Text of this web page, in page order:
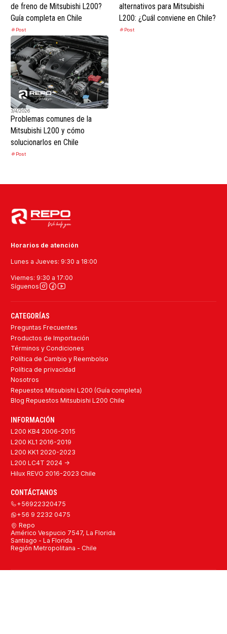
de freno de Mitsubishi L200?
Guía completa en Chile
Post
alternativos para Mitsubishi
L200: ¿Cuál conviene en Chile?
Post
3/4/2026
Problemas comunes de la
Mitsubishi L200 y cómo
solucionarlos en Chile
Post
Horarios de atención
Lunes a Jueves: 9:30 a 18:00
Viernes: 9:30 a 17:00
Síguenos
CATEGORÍAS
Preguntas Frecuentes
Productos de Importación
Términos y Condiciones
Política de Cambio y Reembolso
Política de privacidad
Nosotros
Repuestos Mitsubishi L200 (Guía completa)
Blog Repuestos Mitsubishi L200 Chile
INFORMACIÓN
L200 KB4 2006-2015
L200 KL1 2016-2019
L200 KK1 2020-2023
L200 LC4T 2024 ->
Hilux REVO 2016-2023 Chile
CONTÁCTANOS
+56922320475
+56 9 2232 0475
Repo
Américo Vespucio 7547, La Florida
Santiago - La Florida
Región Metropolitana - Chile